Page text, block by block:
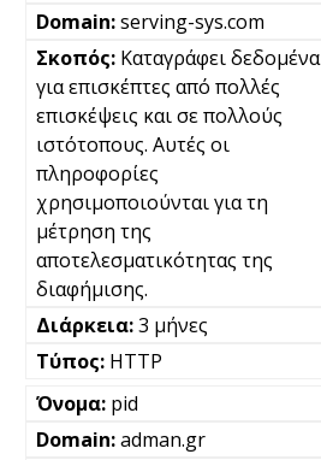
serving-sys.com
Καταγράφει δεδομένα
για επισκέπτες από πολλές
επισκέψεις και σε πολλούς
ιστότοπους. Αυτές οι
πληροφορίες
χρησιμοποιούνται για τη
μέτρηση της
αποτελεσματικότητας της
διαφήμισης.
3 μήνες
HTTP
pid
adman.gr